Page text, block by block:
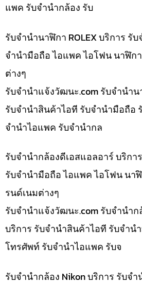
แพค รับจำนำกล้อง รับ
รับจำนำนาฬิกา ROLEX บริการ รั
จำนำมือถือ ไอแพค ไอโฟน นาฬิก
ต่างๆ
รับจํานําแจ้งวัฒนะ.com รับจำนำน
รับจำนำสินค้าไอที รับจำนำมือถือ
จำนำไอแพค รับจำนำกล
รับจำนำกล้องดีเอสแอลอาร์ บริก
รับจำนำมือถือ ไอแพค ไอโฟน นา
รนด์เนมต่างๆ
รับจํานําแจ้งวัฒนะ.com รับจำนำ
บริการ รับจำนำสินค้าไอที รับจำน
โทรศัพท์ รับจำนำไอแพค รับจ
รับจำนำกล้อง Nikon บริการ รับจ